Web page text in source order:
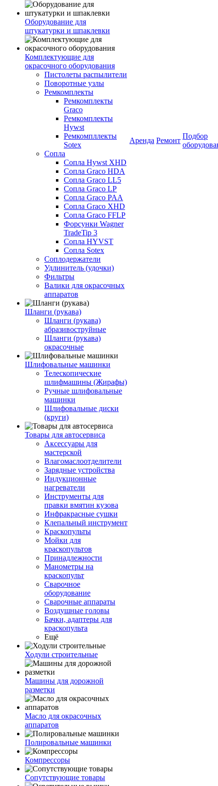
Оборудование для
штукатурки и шпаклевки
Комплектующие для
окрасочного оборудования
Пистолеты распылители
Поворотные узлы
Ремкомплекты
Ремкомплекты
Graco
Ремкомплекты
Hywst
Ремкомпллекты
Sotex
Сопла
Сопла Hywst XHD
Сопла Graco HDA
Сопла Graco LL5
Сопла Graco LP
Сопла Graco PAA
Сопла Graco XHD
Сопла Graco FFLP
Форсунки Wagner
TradeTip 3
Сопла HYVST
Сопла Sotex
Соплодержатели
Удлинитель (удочки)
Фильтры
Валики для окрасочных
аппаратов
Шланги (рукава)
Шланги (рукава)
абразивоструйные
Шланги (рукава)
окрасочные
Шлифовальные машинки
Телескопические
шлифмашины (Жирафы)
Ручные шлифовальные
машинки
Шлифовальные диски
(круги)
Товары для автосервиса
Аксессуары для
мастерской
Влагомаслоотделители
Зарядные устройства
Индукционные
нагреватели
Инструменты для
правки вмятин кузова
Инфракрасные сушки
Клепальный инструмент
Краскопульты
Мойки для
краскопультов
Принадлежности
Манометры на
краскопульт
Сварочное
оборудование
Сварочные аппараты
Воздушные головы
Бачки, адаптеры для
краскопульта
Ещё
Ходули строительные
Машины для дорожной
разметки
Масло для окрасочных
аппаратов
Полировальные машинки
Компрессоры
Сопутствующие товары
Аренда Ремонт
Подбор